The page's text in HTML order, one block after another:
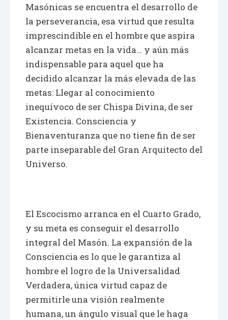
Masónicas se encuentra el desarrollo de
la perseverancia, esa virtud que resulta
imprescindible en el hombre que aspira
alcanzar metas en la vida… y aún más
indispensable para aquel que ha
decidido alcanzar la más elevada de las
metas: Llegar al conocimiento
inequívoco de ser Chispa Divina, de ser
Existencia. Consciencia y
Bienaventuranza que no tiene fin de ser
parte inseparable del Gran Arquitecto del
Universo.
El Escocismo arranca en el Cuarto Grado,
y su meta es conseguir el desarrollo
integral del Masón. La expansión de la
Consciencia es lo que le garantiza al
hombre el logro de la Universalidad
Verdadera, única virtud capaz de
permitirle una visión realmente
humana, un ángulo visual que le haga